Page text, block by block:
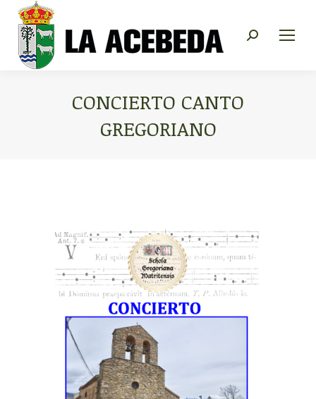
Buscar:
CONCIERTO CANTO
GREGORIANO